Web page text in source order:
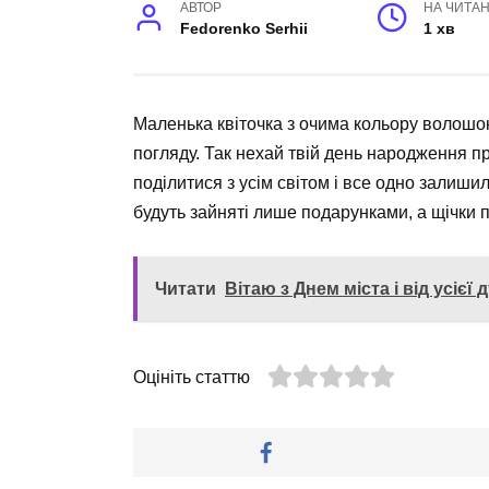
АВТОР
Fedorenko Serhii
НА
1 хв
Маленька квіточка з очима кольору
погляду. Так нехай твій день народження
поділитися з усім світом і все одно
будуть зайняті лише подарунками, а щічки
Читати Вітаю з Днем міста і від
Оцініть статтю